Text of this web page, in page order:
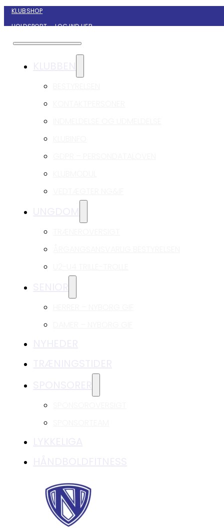
KLUBSHOP
HOLDSPORT – LOG IND HER
KONTAKT NYBORG GIF HÅNDBOLD